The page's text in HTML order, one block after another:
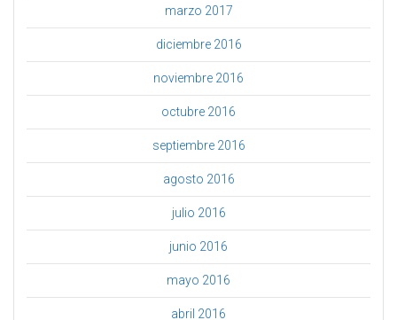
marzo 2017
diciembre 2016
noviembre 2016
octubre 2016
septiembre 2016
agosto 2016
julio 2016
junio 2016
mayo 2016
abril 2016